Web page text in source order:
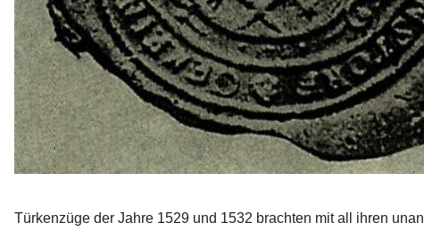
Türkenzüge der Jahre 1529 und 1532 brachten mit all ihren